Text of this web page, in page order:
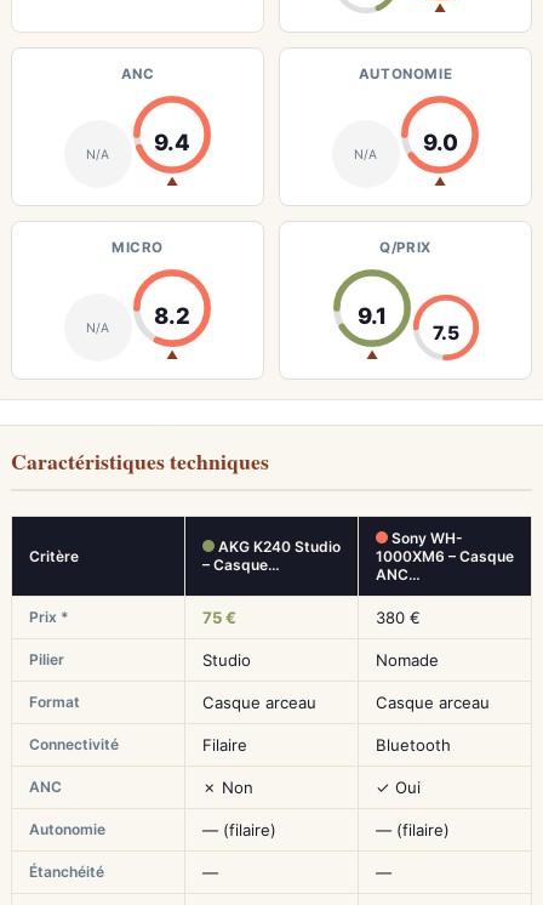
▲
ANC
N/A 9.4
▲
AUTONOMIE
N/A 9.0
▲
MICRO
N/A 8.2
▲
Q/PRIX
9.1
▲
7.5
Caractéristiques techniques
Critère
AKG K240 Studio
– Casque…
Sony WH-
1000XM6 – Casque
ANC…
Prix * 75 € 380 €
Pilier Studio Nomade
Format Casque arceau Casque arceau
Connectivité Filaire Bluetooth
ANC ✗ Non ✓ Oui
Autonomie — (filaire) — (filaire)
Étanchéité — —